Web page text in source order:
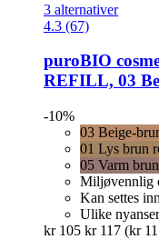
3 alternativer
4.3 (67)
puroBIO
REFILL, 03
-10%
03 Beige-
01 Lys brun
05 Varm
Miljøvennlig
Kan settes
Ulike nyanser
kr 105 kr 117 (kr